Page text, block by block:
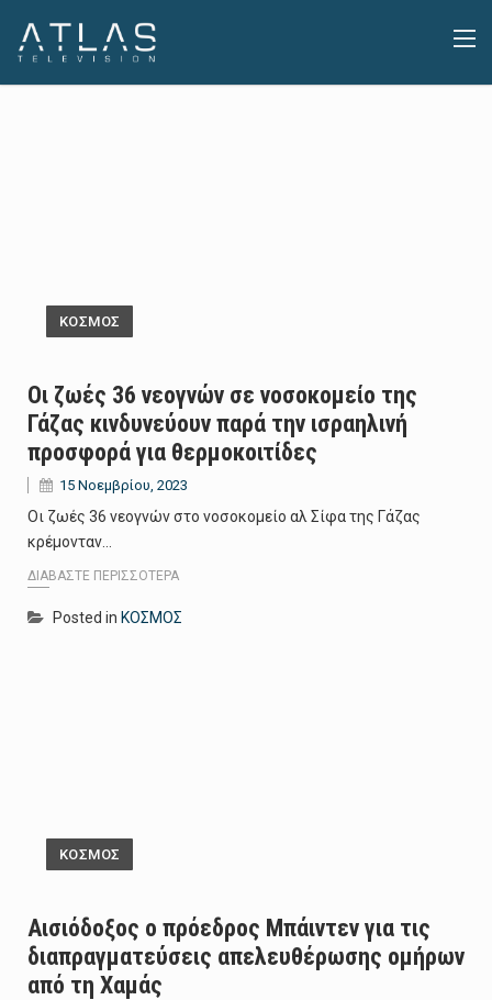
ΚΟΣΜΟΣ
Οι ζωές 36 νεογνών σε νοσοκομείο της
Γάζας κινδυνεύουν παρά την ισραηλινή
προσφορά για θερμοκοιτίδες
15 Νοεμβρίου, 2023
Οι ζωές 36 νεογνών στο νοσοκομείο αλ Σίφα της Γάζας
κρέμονταν…
ΔΙΑΒΆΣΤΕ ΠΕΡΙΣΣΌΤΕΡΑ
Posted in ΚΟΣΜΟΣ
ΚΟΣΜΟΣ
Αισιόδοξος ο πρόεδρος Μπάιντεν για τις
διαπραγματεύσεις απελευθέρωσης ομήρων
από τη Χαμάς